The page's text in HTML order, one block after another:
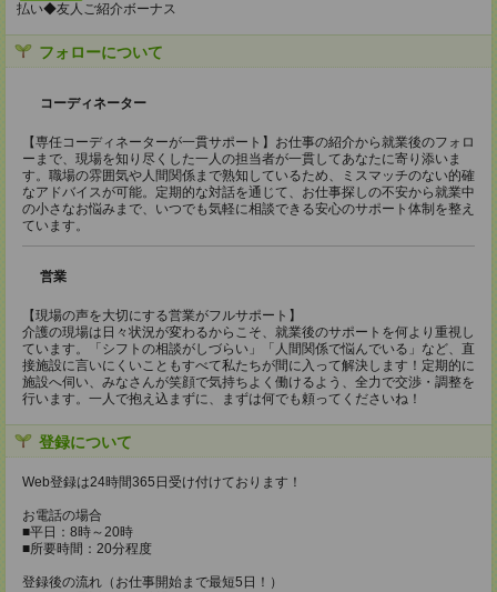
払い◆友人ご紹介ボーナス
フォローについて
コーディネーター
【専任コーディネーターが一貫サポート】お仕事の紹介から就業後のフォロ
ーまで、現場を知り尽くした一人の担当者が一貫してあなたに寄り添いま
す。職場の雰囲気や人間関係まで熟知しているため、ミスマッチのない的確
なアドバイスが可能。定期的な対話を通じて、お仕事探しの不安から就業中
の小さなお悩みまで、いつでも気軽に相談できる安心のサポート体制を整え
ています。
営業
【現場の声を大切にする営業がフルサポート】
介護の現場は日々状況が変わるからこそ、就業後のサポートを何より重視し
ています。「シフトの相談がしづらい」「人間関係で悩んでいる」など、直
接施設に言いにくいこともすべて私たちが間に入って解決します！定期的に
施設へ伺い、みなさんが笑顔で気持ちよく働けるよう、全力で交渉・調整を
行います。一人で抱え込まずに、まずは何でも頼ってくださいね！
登録について
Web登録は24時間365日受け付けております！
お電話の場合
■平日：8時～20時
■所要時間：20分程度
登録後の流れ（お仕事開始まで最短5日！）